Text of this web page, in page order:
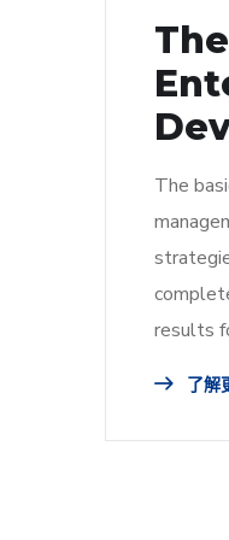
The
results
了解